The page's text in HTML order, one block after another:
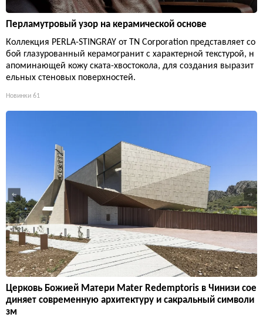
Перламутровый узор на керамической основе
Коллекция PERLA-STINGRAY от TN Corporation представляет со
бой глазурованный керамогранит с характерной текстурой, н
апоминающей кожу ската-хвостокола, для создания выразит
ельных стеновых поверхностей.
Новинки 61
Церковь Божией Матери Mater Redemptoris в Чинизи сое
диняет современную архитектуру и сакральный символи
зм